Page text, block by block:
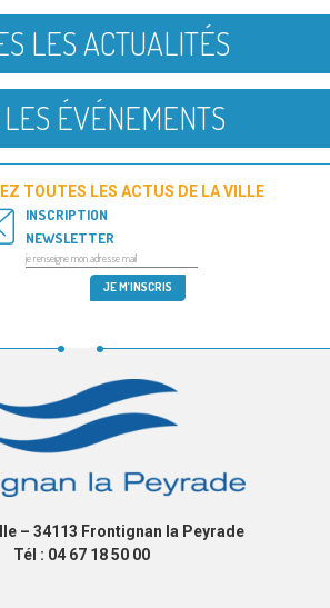
LES ACTUALITÉS
LES ÉVÉNEMENTS
TOUTES LES ACTUS DE LA VILLE
INSCRIPTION
NEWSLETTER
– 34113 Frontignan la Peyrade
Tél : 04 67 18 50 00